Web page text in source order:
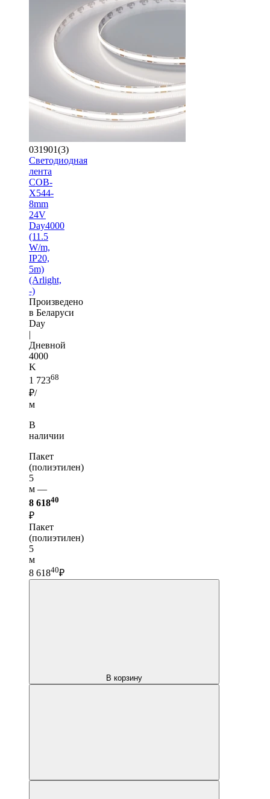
031901(3)
Светодиодная
лента
COB-
X544-
8mm
24V
Day4000
(11.5
W/m,
IP20,
5m)
(Arlight,
-)
Произведено
в Беларуси
Day
|
Дневной
4000
K
1 72368
₽/
м
В
наличии
Пакет
(полиэтилен)
5
м —
8 61840
₽
Пакет
(полиэтилен)
5
м
8 61840₽
В корзину